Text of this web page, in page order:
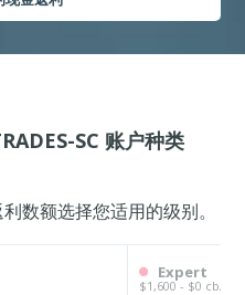
SC 账户种类
数额选择您适用的级别。
Expert
$1,600 - $0 cb/mo